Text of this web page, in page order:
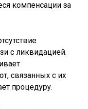
компенсации за
с ликвидацией.
связанных с их
процедуру.